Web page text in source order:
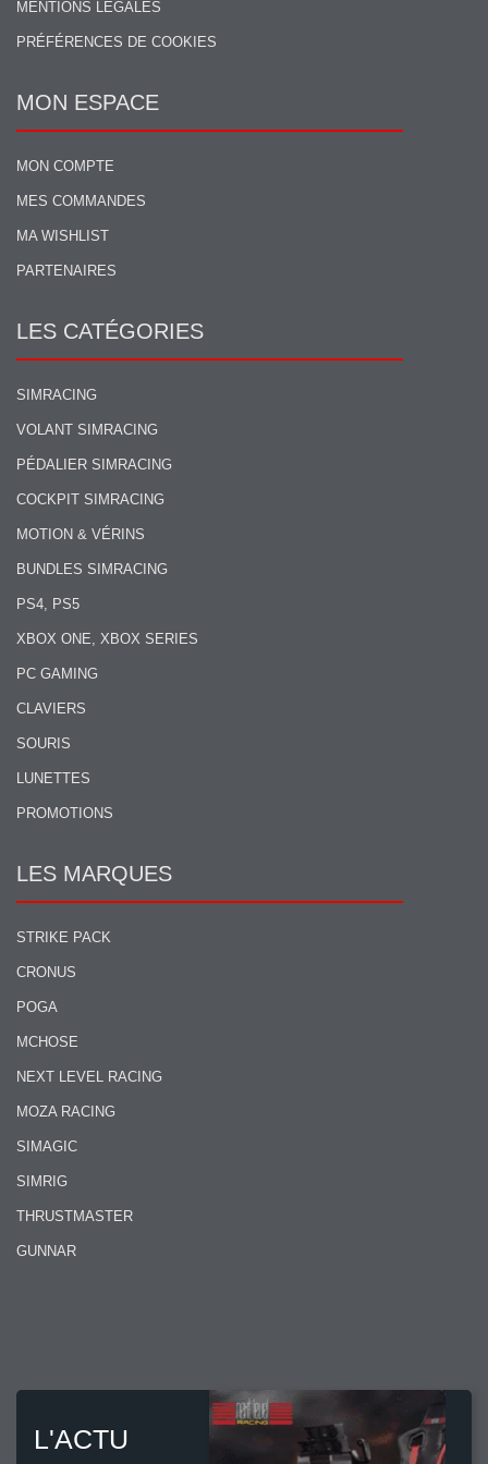
MENTIONS LÉGALES
PRÉFÉRENCES DE COOKIES
MON ESPACE
MON COMPTE
MES COMMANDES
MA WISHLIST
PARTENAIRES
LES CATÉGORIES
SIMRACING
VOLANT SIMRACING
PÉDALIER SIMRACING
COCKPIT SIMRACING
MOTION & VÉRINS
BUNDLES SIMRACING
PS4, PS5
XBOX ONE, XBOX SERIES
PC GAMING
CLAVIERS
SOURIS
LUNETTES
PROMOTIONS
LES MARQUES
STRIKE PACK
CRONUS
POGA
MCHOSE
NEXT LEVEL RACING
MOZA RACING
SIMAGIC
SIMRIG
THRUSTMASTER
GUNNAR
L'ACTU